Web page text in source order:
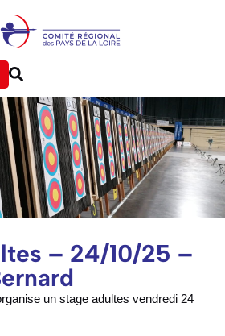
– 24/10/25 –
un stage adultes vendredi 24